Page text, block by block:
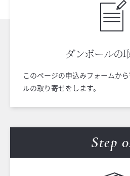
ダンボールの
このページの申込みフォームか
ルの取り寄せをします。
Step 0